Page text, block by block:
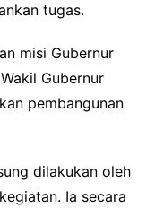
tugas.
misi Gubernur
Gubernur
pembangunan
dilakukan oleh
Ia secara